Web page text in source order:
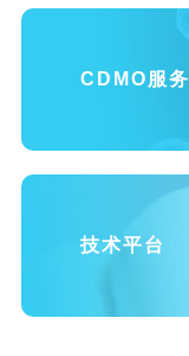
CDMO服务
技术平台